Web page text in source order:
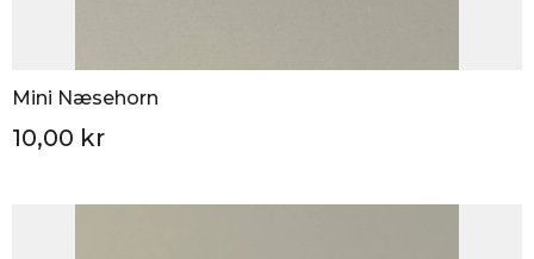
Mini Næsehorn
10,00 kr